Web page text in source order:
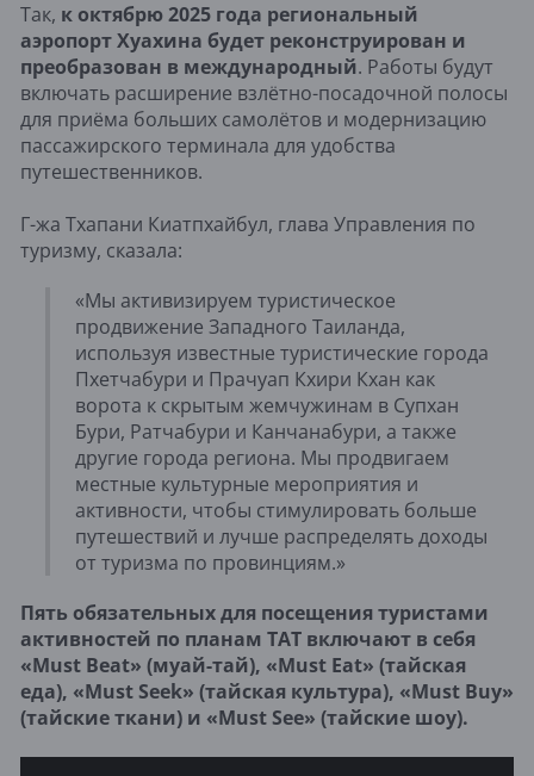
Так, к октябрю 2025 года региональный
аэропорт Хуахина будет реконструирован и
преобразован в международный. Работы будут
включать расширение взлётно-посадочной полосы
для приёма больших самолётов и модернизацию
пассажирского терминала для удобства
путешественников.
Г-жа Тхапани Киатпхайбул, глава Управления по
туризму, сказала:
«Мы активизируем туристическое
продвижение Западного Таиланда,
используя известные туристические города
Пхетчабури и Прачуап Кхири Кхан как
ворота к скрытым жемчужинам в Супхан
Бури, Ратчабури и Канчанабури, а также
другие города региона. Мы продвигаем
местные культурные мероприятия и
активности, чтобы стимулировать больше
путешествий и лучше распределять доходы
от туризма по провинциям.»
Пять обязательных для посещения туристами
активностей по планам TAT включают в себя
«Must Beat» (муай-тай), «Must Eat» (тайская
еда), «Must Seek» (тайская культура), «Must Buy»
(тайские ткани) и «Must See» (тайские шоу).